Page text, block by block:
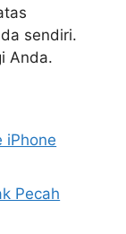
sendiri.
Anda.
iPhone
Pecah